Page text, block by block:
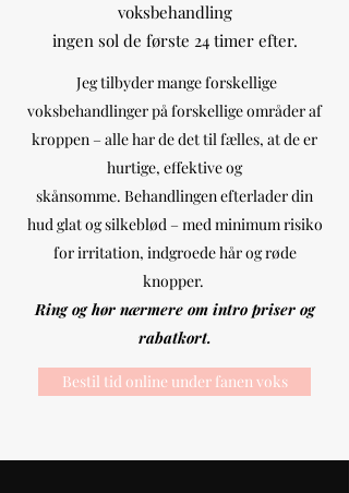
voksbehandling
ingen sol de første 24 timer efter.
Jeg tilbyder mange forskellige
voksbehandlinger på forskellige områder af
kroppen – alle har de det til fælles, at de er
hurtige, effektive og
skånsomme. Behandlingen efterlader din
hud glat og silkeblød – med minimum risiko
for irritation, indgroede hår og røde
knopper.
Ring og hør nærmere om intro priser og
rabatkort.
Bestil tid online under fanen voks